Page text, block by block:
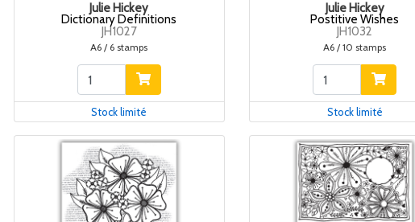
Julie Hickey
Dictionary Definitions
JH1027
A6 / 6 stamps
Stock limité
Julie Hickey
Postitive Wishes
JH1032
A6 / 10 stamps
Stock limité